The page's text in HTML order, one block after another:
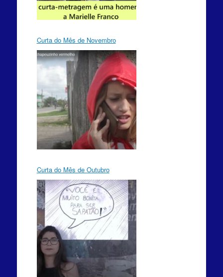
Curta do Mês de Novembro
Curta do Mês de Outubro